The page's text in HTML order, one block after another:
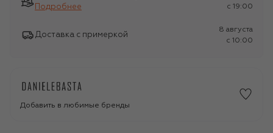
Подробнее
c 19:00
Доставка с примеркой
8 августа
c 10:00
Добавить в любимые бренды